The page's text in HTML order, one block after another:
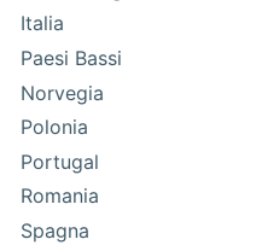
Italia
Paesi Bassi
Norvegia
Polonia
Portugal
Romania
Spagna